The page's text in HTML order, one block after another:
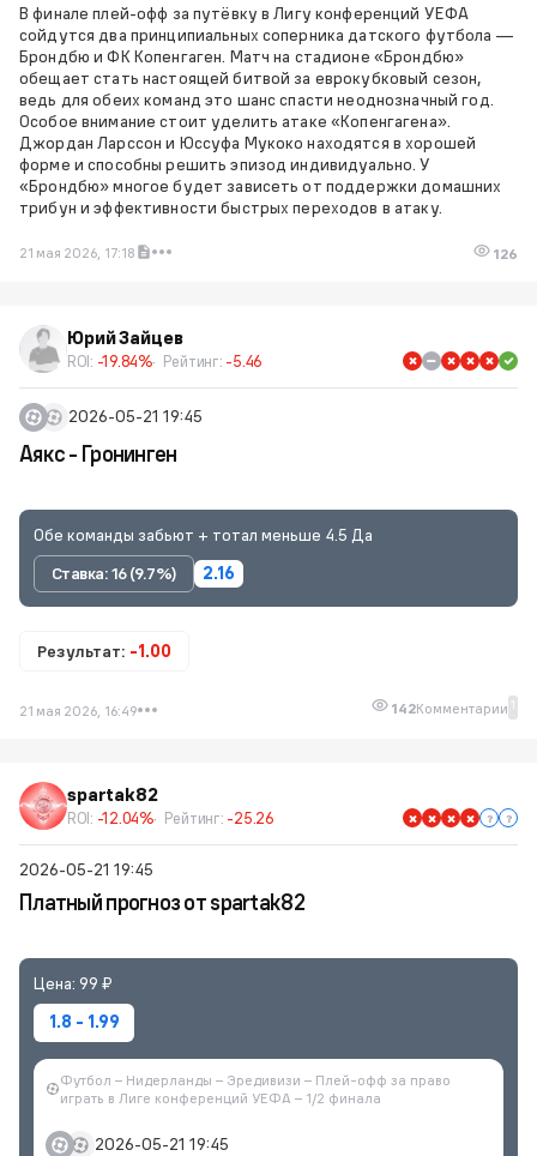
В финале плей-офф за путёвку в Лигу конференций УЕФА
сойдутся два принципиальных соперника датского футбола —
Брондбю и ФК Копенгаген. Матч на стадионе «Брондбю»
обещает стать настоящей битвой за еврокубковый сезон,
ведь для обеих команд это шанс спасти неоднозначный год.
Особое внимание стоит уделить атаке «Копенгагена».
Джордан Ларссон и Юссуфа Мукоко находятся в хорошей
форме и способны решить эпизод индивидуально. У
«Брондбю» многое будет зависеть от поддержки домашних
трибун и эффективности быстрых переходов в атаку.
21 мая 2026, 17:18 126
Юрий Зайцев
ROI: -19.84% Рейтинг: -5.46
2026-05-21 19:45
Аякс - Гронинген
Обе команды забьют + тотал меньше 4.5 Да
Ставка: 16 (9.7%)
2.16
Результат: -1.00
21 мая 2026, 16:49 142Комментарии 1
spartak82
ROI: -12.04% Рейтинг: -25.26
2026-05-21 19:45
Платный прогноз от spartak82
Цена: 99 ₽
1.8 - 1.99
Футбол – Нидерланды – Эредивизи – Плей-офф за право
играть в Лиге конференций УЕФА – 1/2 финала
2026-05-21 19:45